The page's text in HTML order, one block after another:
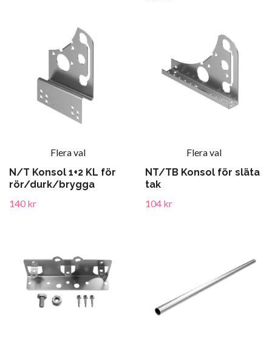
Flera val
N/T Konsol 1+2 KL för
rör/durk/brygga
140 kr
Flera val
NT/TB Konsol för släta
tak
104 kr